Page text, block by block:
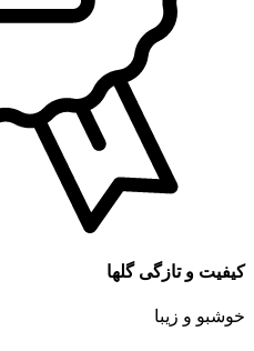
کیفیت و تازگی گلها
خوشبو و زیبا